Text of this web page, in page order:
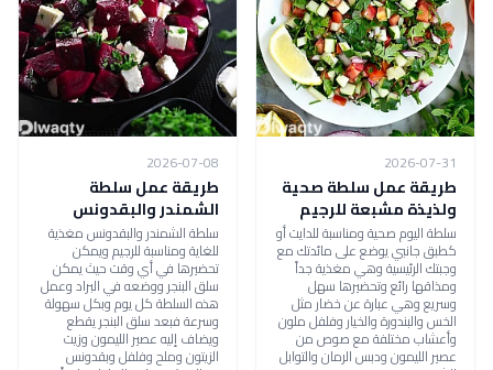
2026-07-31
طريقة عمل سلطة صحية
ولذيذة مشبعة للرجيم
سلطة اليوم صحية ومناسبة للدايت أو
كطبق جانبي يوضع على مائدتك مع
وجبتك الرئيسية وهي مغذية جداً
ومذاقها رائع وتحضيرها سهل
وسريع وهي عبارة عن خضار مثل
الخس والبندورة والخيار وفلفل ملون
وأعشاب مختلفة مع صوص من
عصير الليمون ودبس الرمان والتوابل
2026-07-08
طريقة عمل سلطة
الشمندر والبقدونس
سلطة الشمندر والبقدونس مغذية
للغاية ومناسبة للرجيم ويمكن
تحضيرها في أي وقت حيث يمكن
سلق البنجر ووضعه في البراد وعمل
هذه السلطة كل يوم وبكل سهولة
وسرعة فبعد سلق البنجر يقطع
ويضاف إليه عصير الليمون وزيت
الزيتون وملح وفلفل وبقدونس